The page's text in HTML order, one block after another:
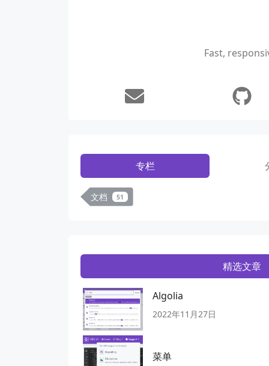
Fast,
专栏
文档 51
精选文章
Algolia
2022年11月27日
菜单